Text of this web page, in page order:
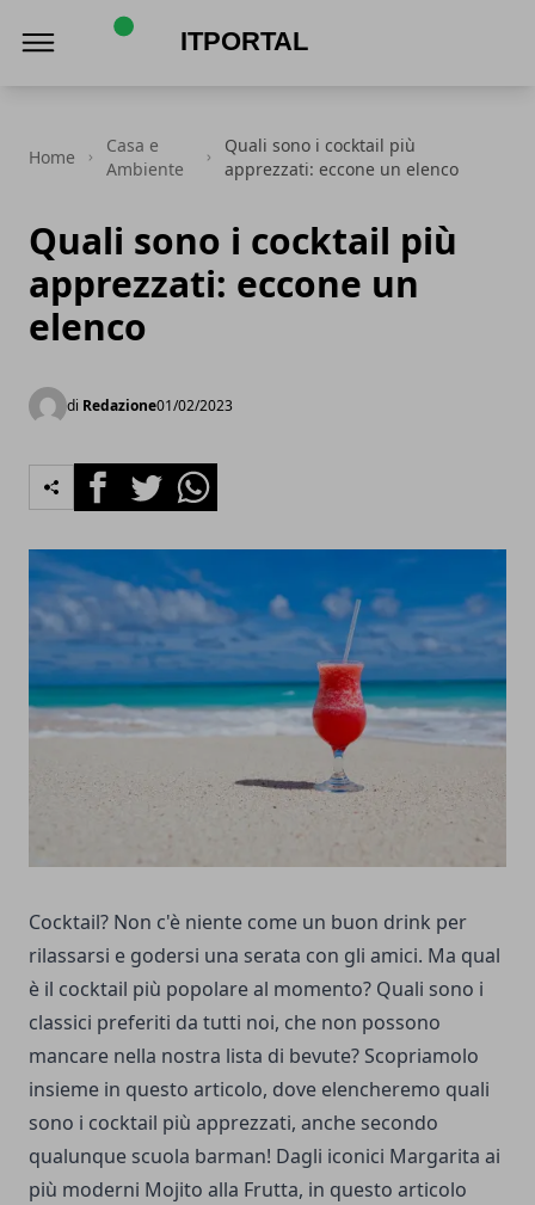
Home
Casa e
Ambiente
Quali sono i cocktail più
apprezzati: eccone un elenco
Quali sono i cocktail più
apprezzati: eccone un
elenco
di Redazione01/02/2023
FacebookTwitterWhatsapp
Cocktail? Non c'è niente come un buon drink per
rilassarsi e godersi una serata con gli amici. Ma qual
è il cocktail più popolare al momento? Quali sono i
classici preferiti da tutti noi, che non possono
mancare nella nostra lista di bevute? Scopriamolo
insieme in questo articolo, dove elencheremo quali
sono i cocktail più apprezzati, anche secondo
qualunque scuola barman! Dagli iconici Margarita ai
più moderni Mojito alla Frutta, in questo articolo